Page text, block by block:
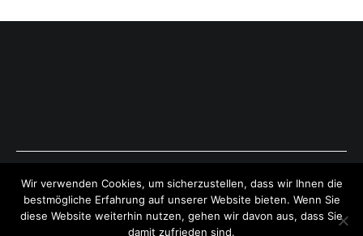
Copyright © 2026ExpressAntworten.com . All rights reserved.
Theme:Cenote by ThemeGrill. Powered byWordPress .
Wir verwenden Cookies, um sicherzustellen, dass wir Ihnen die
bestmögliche Erfahrung auf unserer Website bieten. Wenn Sie
diese Website weiterhin nutzen, gehen wir davon aus, dass Sie
damit zufrieden sind.